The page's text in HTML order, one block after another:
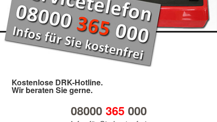
Kostenlose DRK-Hotline.
Wir beraten Sie gerne.
08000 365000